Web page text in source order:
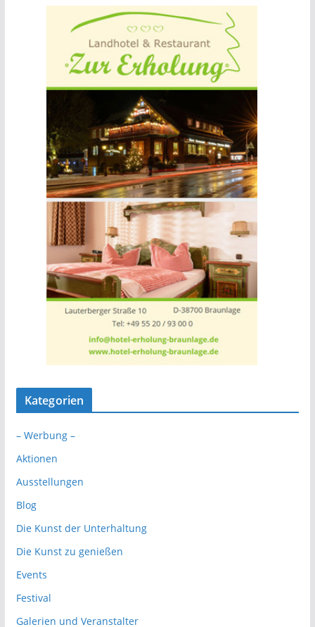
Kategorien
– Werbung –
Aktionen
Ausstellungen
Blog
Die Kunst der Unterhaltung
Die Kunst zu genießen
Events
Festival
Galerien und Veranstalter